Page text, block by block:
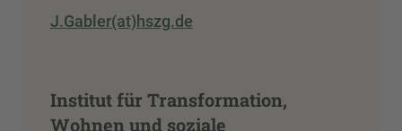
J.Gabler(at)hszg.de
Institut für Transformation,
Wohnen und soziale